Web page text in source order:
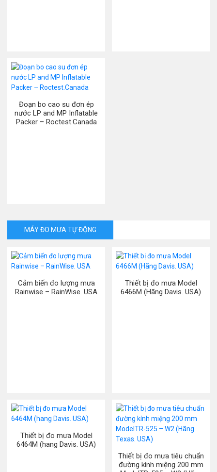
Đoạn bo cao su đơn ép
nước LP and MP Inflatable
Packer – Roctest.Canada
MÁY ĐO MƯA TỰ ĐỘNG
Cảm biến đo lượng mưa
Rainwise – RainWise. USA
Thiết bị đo mưa Model
6466M (Hãng Davis. USA)
Thiết bị đo mưa Model
6464M (hang Davis. USA)
Thiết bị đo mưa tiêu chuẩn
đường kính miệng 200 mm